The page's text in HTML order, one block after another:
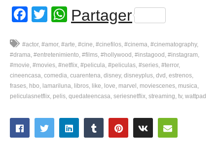
Facebook
TwitterWhatsApp
Partager
#actor #amor #arte #cine #cinefilos #cinema #cinematography
#drama #entretenimiento #films #hollywood #instagood #instagram
#movie #movies #netflix #pelicula #peliculas #series #terror
cineencasa comedia cuarentena disney disneyplus dvd estrenos
frases hbo lamariluna libros like love marvel moviescenes musica
peliculasnetflix pelis quedateencasa seriesnetflix streaming tv wattpad